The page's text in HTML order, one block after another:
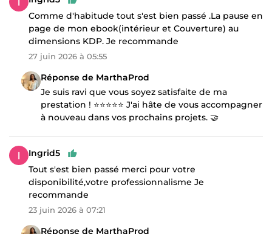
Comme d'habitude tout s'est bien passé .La pause en
page de mon ebook(intérieur et Couverture) au
dimensions KDP. Je recommande
27 juin 2026 à 05:55
Réponse de MarthaProd
Je suis ravi que vous soyez satisfaite de ma
prestation ! ⭐⭐⭐⭐⭐ J'ai hâte de vous accompagner
à nouveau dans vos prochains projets. 🤝
Ingrid5
Tout s'est bien passé merci pour votre
disponibilité,votre professionnalisme Je
recommande
23 juin 2026 à 07:21
Réponse de MarthaProd